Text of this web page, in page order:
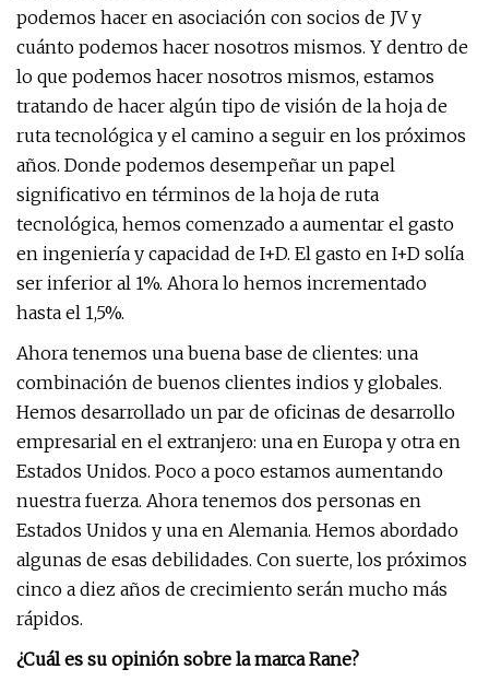
podemos hacer en asociación con socios de JV y
cuánto podemos hacer nosotros mismos. Y dentro de
lo que podemos hacer nosotros mismos, estamos
tratando de hacer algún tipo de visión de la hoja de
ruta tecnológica y el camino a seguir en los próximos
años. Donde podemos desempeñar un papel
significativo en términos de la hoja de ruta
tecnológica, hemos comenzado a aumentar el gasto
en ingeniería y capacidad de I+D. El gasto en I+D solía
ser inferior al 1%. Ahora lo hemos incrementado
hasta el 1,5%.
Ahora tenemos una buena base de clientes: una
combinación de buenos clientes indios y globales.
Hemos desarrollado un par de oficinas de desarrollo
empresarial en el extranjero: una en Europa y otra en
Estados Unidos. Poco a poco estamos aumentando
nuestra fuerza. Ahora tenemos dos personas en
Estados Unidos y una en Alemania. Hemos abordado
algunas de esas debilidades. Con suerte, los próximos
cinco a diez años de crecimiento serán mucho más
rápidos.
¿Cuál es su opinión sobre la marca Rane?